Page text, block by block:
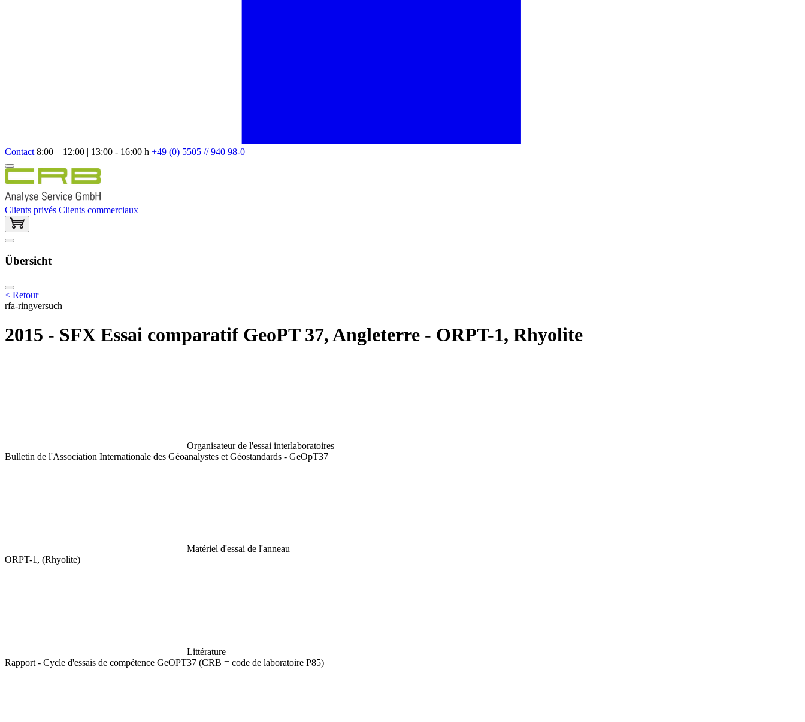
Contact 8:00 – 12:00 | 13:00 - 16:00 h +49 (0) 5505 // 940 98-0
Clients privés Clients commerciaux
Übersicht
< Retour
rfa-ringversuch
2015 - SFX Essai comparatif GeoPT 37, Angleterre - ORPT-1, Rhyolite
Organisateur de l'essai interlaboratoires
Bulletin de l'Association Internationale des Géoanalystes et Géostandards - GeOpT37
Matériel d'essai de l'anneau
ORPT-1, (Rhyolite)
Littérature
Rapport - Cycle d'essais de compétence GeOPT37 (CRB = code de laboratoire P85)